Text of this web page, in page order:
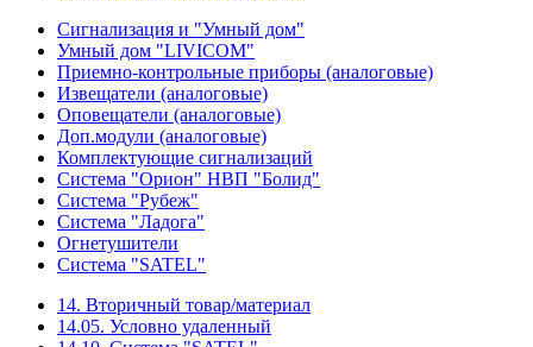
Сигнализация и "Умный дом"
Умный дом "LIVICOM"
Приемно-контрольные приборы (аналоговые)
Извещатели (аналоговые)
Оповещатели (аналоговые)
Доп.модули (аналоговые)
Комплектующие сигнализаций
Система "Орион" НВП "Болид"
Система "Рубеж"
Система "Ладога"
Огнетушители
Система "SATEL"
14. Вторичный товар/материал
14.05. Условно удаленный